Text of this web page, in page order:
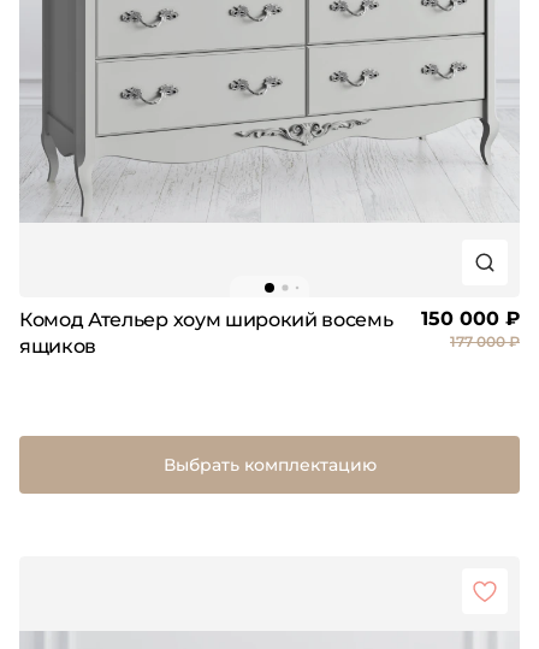
Комод Ательер хоум широкий восемь
ящиков
150 000 ₽
177 000 ₽
Выбрать комплектацию